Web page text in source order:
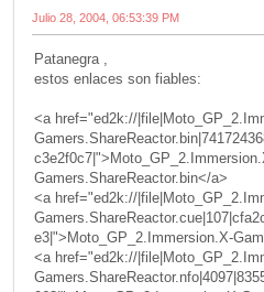
Julio 28, 2004, 06:53:39 PM
Patanegra ,
estos enlaces son fiables:
<a href="ed2k://
Gamers.ShareReactor.bin</a>
<a href="ed2k://
e3|">Moto_GP_2.Immersion.X-
<a href="ed2k://